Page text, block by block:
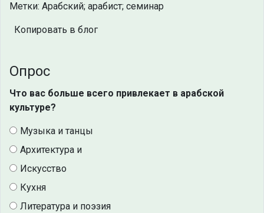
Метки: Арабский; арабист; семинар
Копировать в блог
Опрос
Что вас больше всего привлекает в арабской
культуре?
Музыка и танцы
Архитектура и
Искусство
Кухня
Литература и поэзия